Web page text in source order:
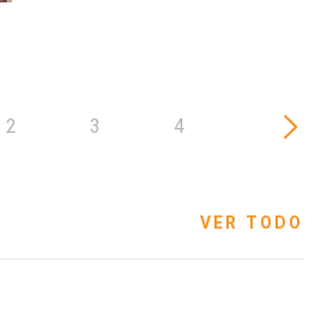
2 3 4
VER TODO